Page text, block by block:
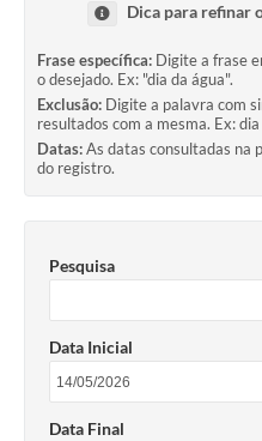
Dica para refinar
Frase específica: Digite a frase
o desejado. Ex: "dia da água".
Exclusão: Digite a palavra com
resultados com a mesma. Ex:
Datas:As datas consultadas na
do registro.
Pesquisa
Data Inicial
Data Final